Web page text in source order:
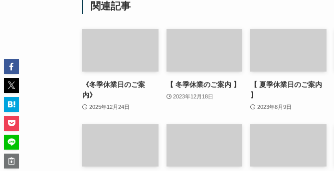
関連記事
《冬季休業日のご案
内》
2025年12月24日
【 冬季休業のご案内 】
2023年12月18日
【 夏季休業日のご案内
】
2023年8月9日